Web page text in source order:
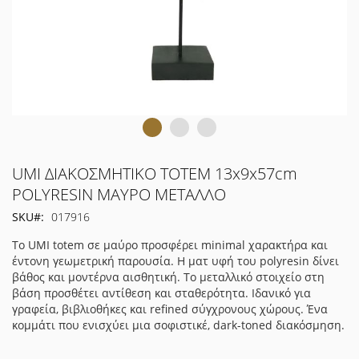
Μετάβαση
στην
αρχή
της
εικόνων
UMI ΔΙΑΚΟΣΜΗΤΙΚΟ TOTEM 13x9x57cm
POLYRESIN ΜΑΥΡΟ ΜΕΤΑΛΛΟ
SKU
017916
Το UMI totem σε μαύρο προσφέρει minimal χαρακτήρα και
έντονη γεωμετρική παρουσία. Η ματ υφή του polyresin δίνει
βάθος και μοντέρνα αισθητική. Το μεταλλικό στοιχείο στη
βάση προσθέτει αντίθεση και σταθερότητα. Ιδανικό για
γραφεία, βιβλιοθήκες και refined σύγχρονους χώρους. Ένα
κομμάτι που ενισχύει μια σοφιστικέ, dark-toned διακόσμηση.